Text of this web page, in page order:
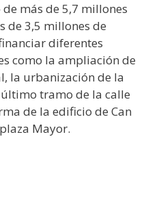
más de 5,7 millones
de 3,5 millones de
diferentes
como la ampliación de
la urbanización de la
tramo de la calle
de la edificio de Can
Mayor.